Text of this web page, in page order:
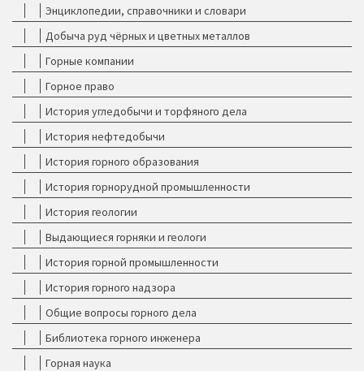
Энциклопедии, справочники и словари
Добыча руд чёрных и цветных металлов
Горные компании
Горное право
История угледобычи и торфяного дела
История нефтедобычи
История горного образования
История горнорудной промышленности
История геологии
Выдающиеся горняки и геологи
История горной промышленности
История горного надзора
Общие вопросы горного дела
Библиотека горного инженера
Горная наука